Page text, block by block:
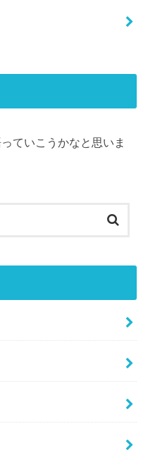
ていこうかなと思いま